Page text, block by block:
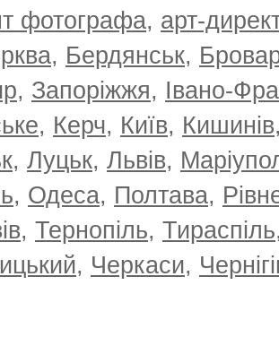
фотографа, арт-
, Бердянськ,
, Запоріжжя, Івано-
, Керч, Київ, Кишинів
, Луцьк, Львів,
, Одеса, Полтава,
, Тернопіль, Тираспіль
, Черкаси,